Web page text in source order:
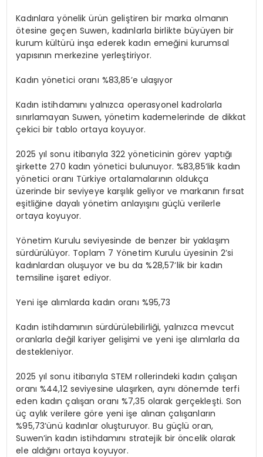
Kadınlara yönelik ürün geliştiren bir marka olmanın
ötesine geçen Suwen, kadınlarla birlikte büyüyen bir
kurum kültürü inşa ederek kadın emeğini kurumsal
yapısının merkezine yerleştiriyor.
Kadın yönetici oranı %83,85’e ulaşıyor
Kadın istihdamını yalnızca operasyonel kadrolarla
sınırlamayan Suwen, yönetim kademelerinde de dikkat
çekici bir tablo ortaya koyuyor.
2025 yıl sonu itibarıyla 322 yöneticinin görev yaptığı
şirkette 270 kadın yönetici bulunuyor. %83,85’lik kadın
yönetici oranı Türkiye ortalamalarının oldukça
üzerinde bir seviyeye karşılık geliyor ve markanın fırsat
eşitliğine dayalı yönetim anlayışını güçlü verilerle
ortaya koyuyor.
Yönetim Kurulu seviyesinde de benzer bir yaklaşım
sürdürülüyor. Toplam 7 Yönetim Kurulu üyesinin 2’si
kadınlardan oluşuyor ve bu da %28,57’lik bir kadın
temsiline işaret ediyor.
Yeni işe alımlarda kadın oranı %95,73
Kadın istihdamının sürdürülebilirliği, yalnızca mevcut
oranlarla değil kariyer gelişimi ve yeni işe alımlarla da
destekleniyor.
2025 yıl sonu itibarıyla STEM rollerindeki kadın çalışan
oranı %44,12 seviyesine ulaşırken, aynı dönemde terfi
eden kadın çalışan oranı %7,35 olarak gerçekleşti. Son
üç aylık verilere göre yeni işe alınan çalışanların
%95,73’ünü kadınlar oluşturuyor. Bu güçlü oran,
Suwen’in kadın istihdamını stratejik bir öncelik olarak
ele aldığını ortaya koyuyor.